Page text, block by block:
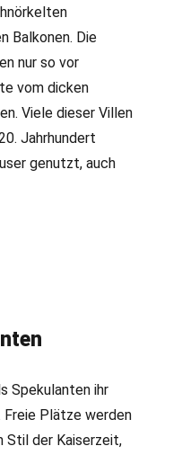
Balkonen. Die
nur so vor
vom dicken
Viele dieser Villen
Jahrhundert
genutzt, auch
Spekulanten ihr
Freie Plätze werden
Stil der Kaiserzeit,